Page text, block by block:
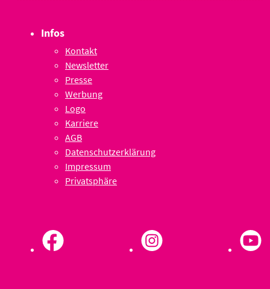
Infos
Kontakt
Newsletter
Presse
Werbung
Logo
Karriere
AGB
Datenschutzerklärung
Impressum
Privatsphäre